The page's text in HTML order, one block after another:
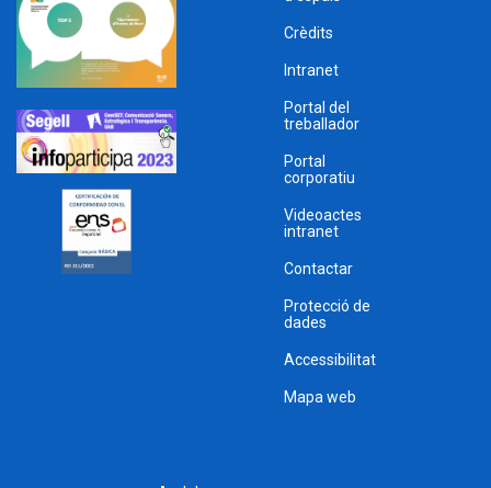
Crèdits
Intranet
Portal del
treballador
Portal
corporatiu
Videoactes
intranet
Contactar
Protecció de
dades
Accessibilitat
Mapa web